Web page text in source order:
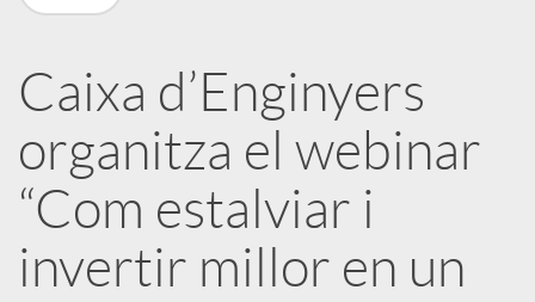
r
x
e
Caixa d’Enginyers
organitza el webinar
“Com estalviar i
invertir millor en un